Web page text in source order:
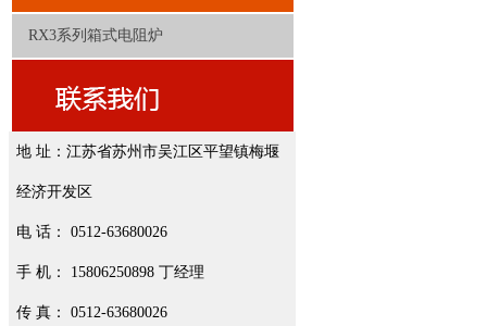
RX3系列箱式电阻炉
地 址：江苏省苏州市吴江区平望镇梅堰
经济开发区
电 话： 0512-63680026
手 机： 15806250898 丁经理
传 真： 0512-63680026